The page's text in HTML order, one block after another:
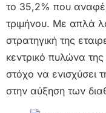
το 35,2% που
τριμήνου. Με απλά
στρατηγική της
κεντρικό πυλώνα
στόχο να ενισχύσει
στην αύξηση των